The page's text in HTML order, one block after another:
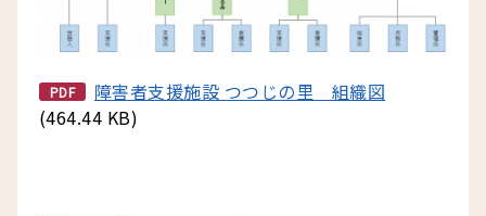
PDF
障害者支援施設 つつじの里 組織図
(464.44 KB)